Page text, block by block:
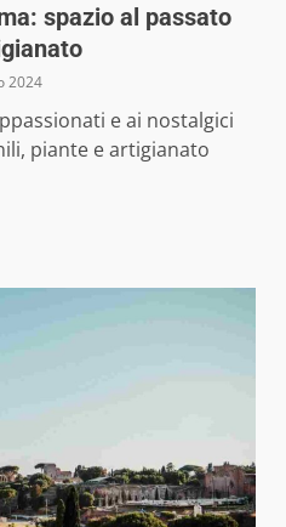
spazio al passato
2024
e ai nostalgici
piante e artigianato